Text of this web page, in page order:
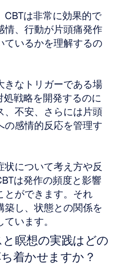
CBTは非常に効果的で
情、行動が片頭痛発作
ているかを理解するの
きなトリガーである場
戦略を開発するのに
、不安、さらには片頭
の感情的反応を管理す
状について考え方や反
は発作の頻度と影響
とができます。それ
築し、状態との関係を
います。
瞑想の実践はどの
着かせますか？